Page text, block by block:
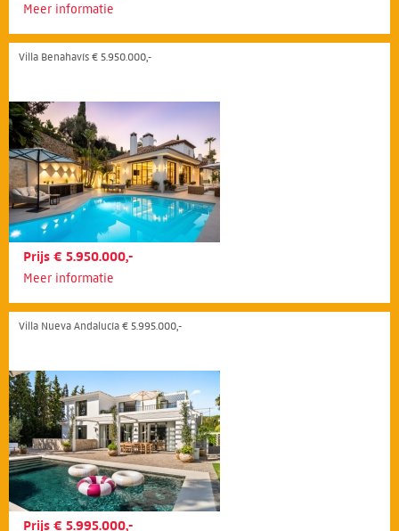
Meer informatie
Villa Benahavís € 5.950.000,-
Prijs € 5.950.000,-
Meer informatie
Villa Nueva Andalucía € 5.995.000,-
Prijs € 5.995.000,-